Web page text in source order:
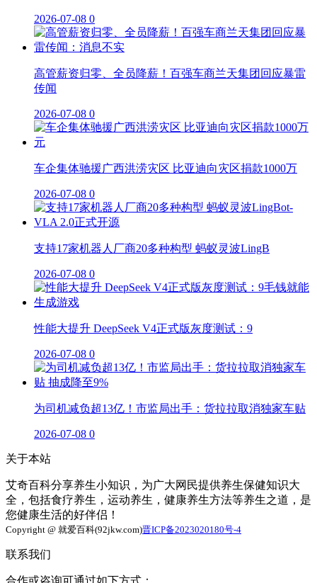
2026-07-08 0
高管薪资归零、全员降薪！百强车商兰天集团回应暴雷
传闻
2026-07-08 0
车企集体驰援广西洪涝灾区 比亚迪向灾区捐款1000万
2026-07-08 0
支持17家机器人厂商20多种构型 蚂蚁灵波LingB
2026-07-08 0
性能大提升 DeepSeek V4正式版灰度测试：9
2026-07-08 0
为司机减负超13亿！市监局出手：货拉拉取消独家车贴
2026-07-08 0
关于本站
艾奇百科分享养生小知识，为广大网民提供养生保健知识大
全，包括食疗养生，运动养生，健康养生方法等养生之道，是
您健康生活的好伴侣！
Copyright @ 就爱百科(92jkw.com)晋ICP备2023020180号-4
联系我们
合作或咨询可通过如下方式：